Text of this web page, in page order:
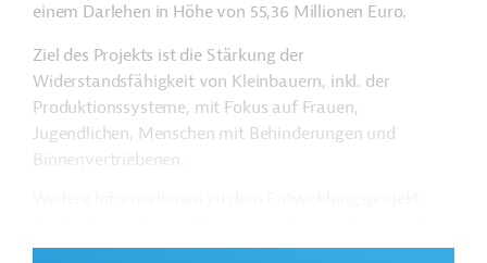
einem Darlehen in Höhe von 55,36 Millionen Euro.
Ziel des Projekts ist die Stärkung der
Widerstandsfähigkeit von Kleinbauern, inkl. der
Produktionssysteme, mit Fokus auf Frauen,
Jugendlichen, Menschen mit Behinderungen und
Binnenvertriebenen.
bereitsteht.